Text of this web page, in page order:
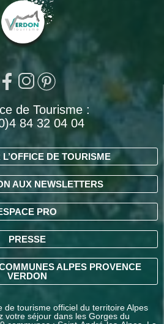
de Tourisme :
84 32 04 04
DE TOURISME
AUX NEWSLETTERS
PRO
PRESSE
ALPES PROVENCE
VERDON
de tourisme officiel du territoire Alpes
votre séjour dans les Gorges du